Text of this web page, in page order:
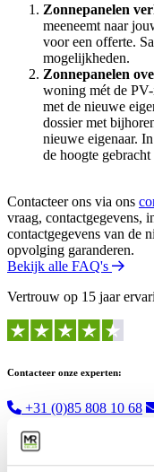
Zonnepanelen
meeneemt naar
voor een offerte.
mogelijkheden.
Zonnepanelen
woning mét de
met de nieuwe
dossier met
nieuwe eigenaar.
de hoogte
Contacteer ons via ons
vraag, contactgegevens,
contactgegevens van de
opvolging garanderen.
Bekijk alle FAQ's
Vertrouw op 15 jaar
Contacteer onze experten:
+31 (0)85 808 10 68
We zijn bereikbaar van